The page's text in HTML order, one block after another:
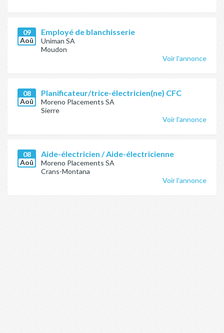
09
Aoû
Employé de blanchisserie
Uniman SA
Moudon
Voir l'annonce
08
Aoû
Planificateur/trice-électricien(ne) CFC
Moreno Placements SA
Sierre
Voir l'annonce
08
Aoû
Aide-électricien / Aide-électricienne
Moreno Placements SA
Crans-Montana
Voir l'annonce